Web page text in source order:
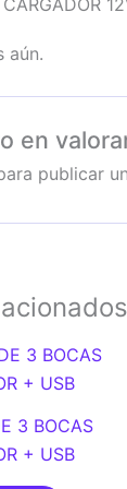
aún.
en
publicar
3 BOCAS
+ USB